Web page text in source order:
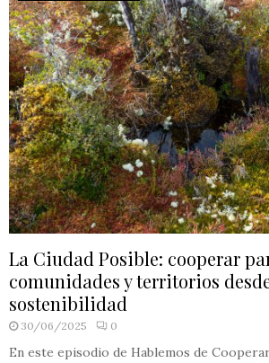
La Ciudad Posible: cooperar
comunidades y territorios
sostenibilidad
30/06/2025 0
En este episodio de Hablemos de